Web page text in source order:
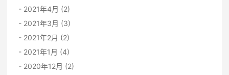
2021年4月 (2)
2021年3月 (3)
2021年2月 (2)
2021年1月 (4)
2020年12月 (2)